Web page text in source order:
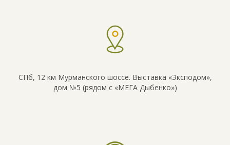
СПб, 12 км Мурманского шоссе. Выставка «Эксподом»,
дом №5 (рядом с «МЕГА Дыбенко»)